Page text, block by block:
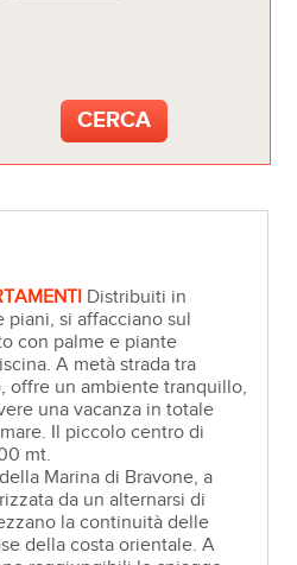
Distribuiti in
si affacciano sul
con palme e piante
A metà strada tra
offre un ambiente tranquillo,
una vacanza in totale
Il piccolo centro di
mt.
Marina di Bravone, a
da un alternarsi di
la continuità delle
della costa orientale. A